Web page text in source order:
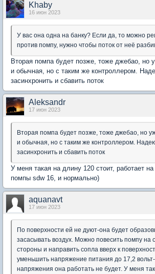
Khaby
16 июн 2023
У вас она одна на банку? Если да, то можно
против помпу, нужно чтобы поток от неё
Вторая помпа будет позже, тоже джебао, но
и обычная, но с таким же контроллером.
засинхронить и сбавить поток
Aleksandr
17 июн 2023
Вторая помпа будет позже, тоже джебао, но
и обычная, но с таким же контроллером.
засинхронить и сбавить поток
У меня такая на длину 120 стоит, работает
помпы sdw 16, и нормально)
aquanavt
17 июн 2023
По поверхности ей не дуют-она будет
засасывать воздух. Можно повесить помпу на
стороны и направить сопла вверх к
уменьшить напряжение питания до 17,2
напряжения она работать не будет. У меня